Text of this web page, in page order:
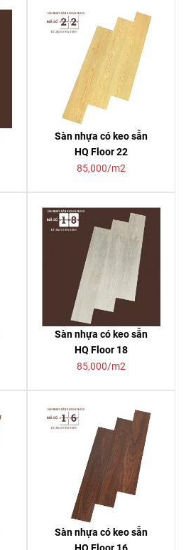
Sàn nhựa có keo sẵn
HQ Floor 22
85,000/m2
Sàn nhựa có keo sẵn
HQ Floor 18
85,000/m2
Sàn nhựa có keo sẵn